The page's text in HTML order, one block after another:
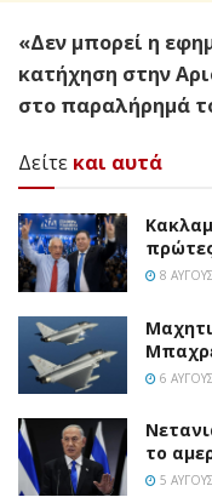
«Δεν μπορεί η
κατήχηση στην
στο παραλήρημά
Δείτε και αυτά
8
6
το
5